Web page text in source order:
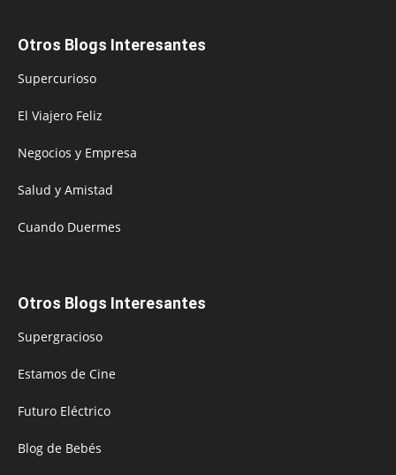
Otros Blogs Interesantes
Supercurioso
El Viajero Feliz
Negocios y Empresa
Salud y Amistad
Cuando Duermes
Otros Blogs Interesantes
Supergracioso
Estamos de Cine
Futuro Eléctrico
Blog de Bebés